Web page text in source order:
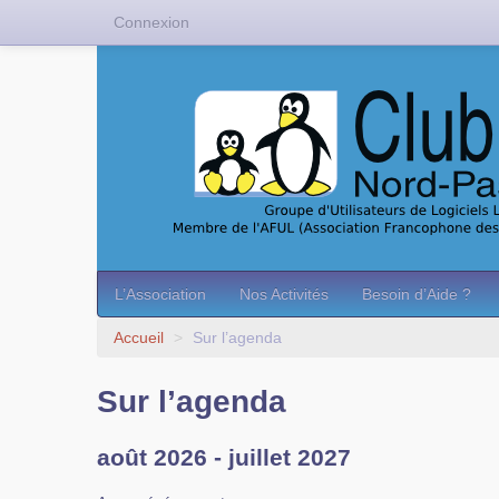
L’Association Nos Activités Besoin d’Aide ?
Accueil > Sur l’agenda
Sur l’agenda
août 2026 - juillet 2027
Connexion